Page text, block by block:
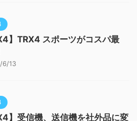
】TRX4 スポーツがコスパ最
6/13
】受信機、送信機を社外品に変